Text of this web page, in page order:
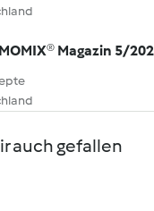
Magazin 5/
auch gefallen